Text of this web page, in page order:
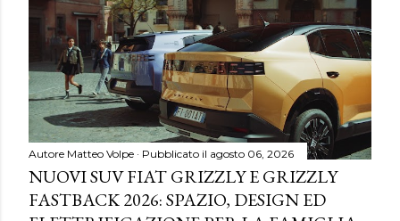
Autore Matteo Volpe Pubblicato il agosto 06, 2026
NUOVI SUV FIAT GRIZZLY E GRIZZLY
FASTBACK 2026: SPAZIO, DESIGN ED